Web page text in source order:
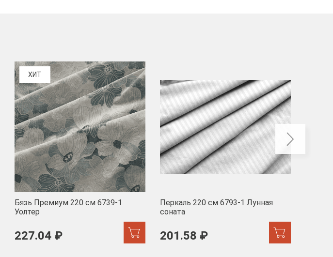
ХИТ
Бязь Премиум 220 см 6739-1
Уолтер
227.04 ₽
Перкаль 220 см 6793-1 Лунная
соната
201.58 ₽